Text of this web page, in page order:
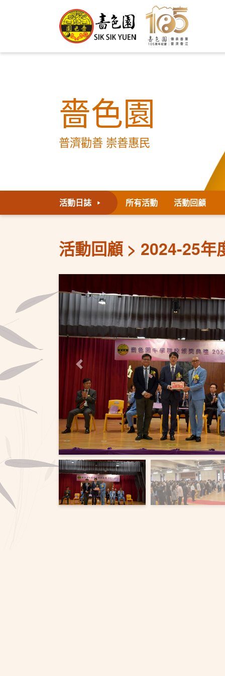
嗇色園
普濟勸善 崇善惠民
活動日誌 所有活動 活動回顧
活動回顧 2024-25年
上一頁